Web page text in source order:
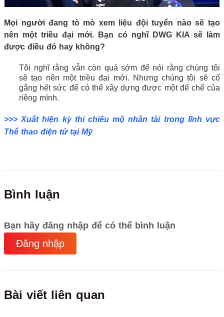
Mọi người đang tò mò xem liệu đội tuyển nào sẽ tạo
nên một triều đại mới. Bạn có nghĩ DWG KIA sẽ làm
được điều đó hay không?
Tôi nghĩ rằng vẫn còn quá sớm để nói rằng chúng tôi
sẽ tạo nên một triều đại mới. Nhưng chúng tôi sẽ cố
gắng hết sức để có thể xây dựng được một đế chế của
riêng mình.
>>> Xuất hiện kỳ thi chiêu mộ nhân tài trong lĩnh vực
Thể thao điện tử tại Mỹ
Bình luận
Bạn hãy đăng nhập để có thể bình luận
Đăng nhập
Bài viết liên quan